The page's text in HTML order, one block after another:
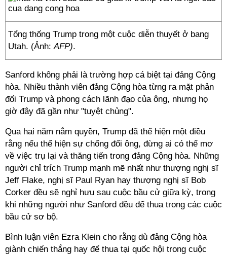
Tổng thống Trump trong một cuộc diễn thuyết ở bang
Utah. (Ảnh:AFP).
Sanford không phải là trường hợp cá biệt tại đảng Cộng
hòa. Nhiều thành viên đảng Cộng hòa từng ra mặt phản
đối Trump và phong cách lãnh đạo của ông, nhưng họ
giờ đây đã gần như "tuyệt chủng".
Qua hai năm nắm quyền, Trump đã thể hiện một điều
rằng nếu thể hiện sự chống đối ông, đừng ai có thể mơ
về việc trụ lại và thăng tiến trong đảng Cộng hòa. Những
người chỉ trích Trump mạnh mẽ nhất như thượng nghị sĩ
Jeff Flake, nghị sĩ Paul Ryan hay thượng nghị sĩ Bob
Corker đều sẽ nghỉ hưu sau cuộc bầu cử giữa kỳ, trong
khi những người như Sanford đều để thua trong các cuộc
bầu cử sơ bộ.
Bình luận viên Ezra Klein cho rằng dù đảng Cộng hòa
giành chiến thắng hay để thua tại quốc hội trong cuộc